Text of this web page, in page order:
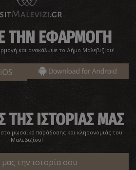
ΤΗΝ ΕΦΑΡΜΟΓΗ
και ανακάλυψε το Δήμο Μαλεβιζίου!
ΤΗΣ ΙΣΤΟΡΙΑΣ ΜΑΣ
μωσαϊκό παράδοσης και κληρονομιάς του
Μαλεβιζίου!
μας την ιστορία σου